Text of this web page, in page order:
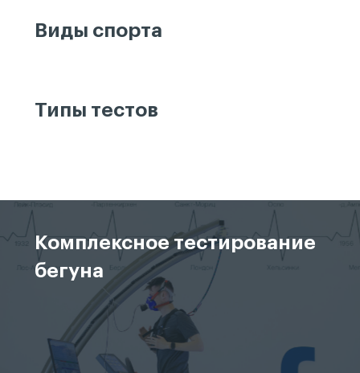
Виды спорта
Типы тестов
Комплексное тестирование
бегуна